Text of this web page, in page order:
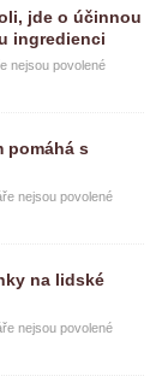
jde o účinnou
ingredienci
nejsou povolené
pomáhá s
nejsou povolené
na lidské
nejsou povolené